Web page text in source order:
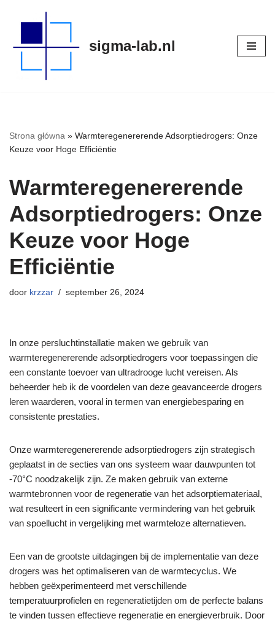
naar
sigma-lab.nl
Strona główna » Warmteregenererende Adsorptiedrogers: Onze
Keuze voor Hoge Efficiëntie
Warmteregenererende
Adsorptiedrogers: Onze
Keuze voor Hoge
Efficiëntie
door krzzar september 26, 2024
In onze persluchtinstallatie maken we gebruik van
warmteregenererende adsorptiedrogers voor toepassingen die
een constante toevoer van ultradrooge lucht vereisen. Als
beheerder heb ik de voordelen van deze geavanceerde drogers
leren waarderen, vooral in termen van energiebesparing en
consistente prestaties.
Onze warmteregenererende adsorptiedrogers zijn strategisch
geplaatst in de secties van ons systeem waar dauwpunten tot
-70°C noodzakelijk zijn. Ze maken gebruik van externe
warmtebronnen voor de regeneratie van het adsorptiemateriaal,
wat resulteert in een significante vermindering van het gebruik
van spoellucht in vergelijking met warmteloze alternatieven.
Een van de grootste uitdagingen bij de implementatie van deze
drogers was het optimaliseren van de warmtecyclus. We
hebben geëxperimenteerd met verschillende
temperatuurprofielen en regeneratietijden om de perfecte balans
te vinden tussen effectieve regeneratie en energieverbruik. Door